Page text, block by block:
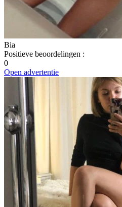
Bia
Positieve beoordelingen :
0
Open advertentie